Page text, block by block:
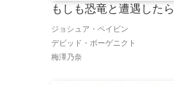
もしも恐竜と遭遇したら
ジョシュア・ペイビン
デビッド・ボーゲニクト
梅澤乃奈